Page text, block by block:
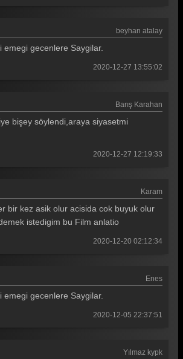
beyhan atalay
emegi gecenlere Saygilar.
2020-12-27 13:55:02
Barış Karahan
bişey söylendi,araya siyasetmi
2020-12-27 12:19:33
Karam
bir kez asik olur acisida cok buyuk olur
istedigim bu Film anlatio
2020-12-20 02:12:34
Enes
emegi gecenlere Saygilar.
2020-12-05 22:37:51
Yılmaz kypk